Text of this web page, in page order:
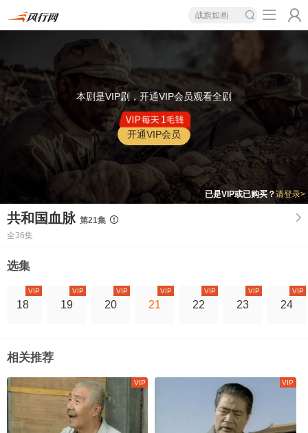
战旗如画
本剧是VIP剧，开通VIP会员观看全剧
开通VIP会员
已是VIP或已购买？请登录>
共和国血脉 第21集
全36集
选集
18
VIP
19
VIP
20
VIP
21
VIP
22
VIP
23
VIP
24
VIP
相关推荐